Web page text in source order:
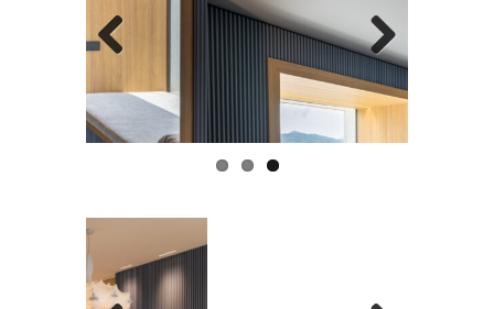
legare insieme più ambienti e più momenti.
Oltre alla sua funzione primaria legata al
riposo o alla lettura, l’alcova è uno spazio
che accoglie momenti di gioco dei bambini o
oggetti, come soprabiti o borse dei nostri